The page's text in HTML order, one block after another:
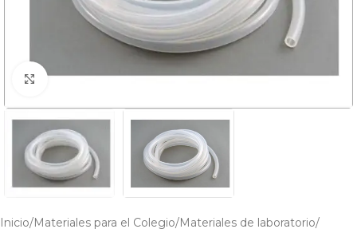
Click to enlarge
Inicio/Materiales para el Colegio/Materiales de laboratorio/